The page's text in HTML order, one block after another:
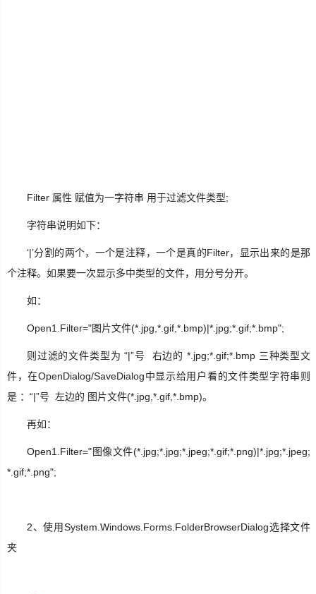
教
SignalR
ASP.NET
Win10
Filter 属性 赋值为一字符串 用于过滤文件类型;
字符串说明如下：
‘|’分割的两个，一个是注释，一个是真的Filter，显示出来的是那
个注释。如果要一次显示多中类型的文件，用分号分开。
如：
Open1.Filter="图片文件(*.jpg,*.gif,*.bmp)|*.jpg;*.gif;*.bmp";
则过滤的文件类型为 “|”号 右边的 *.jpg;*.gif;*.bmp 三种类型文
件，在OpenDialog/SaveDialog中显示给用户看的文件类型字符串则
是 ：“|”号 左边的 图片文件(*.jpg,*.gif,*.bmp)。
再如：
Open1.Filter="图像文件(*.jpg;*.jpg;*.jpeg;*.gif;*.png)|*.jpg;*.jpeg;
*.gif;*.png";
2、使用System.Windows.Forms.FolderBrowserDialog选择文件
夹